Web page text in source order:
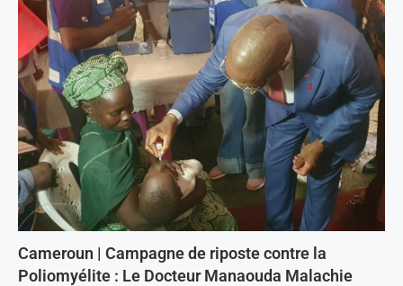
Cameroun | Campagne de riposte contre la
Poliomyélite : Le Docteur Manaouda Malachie